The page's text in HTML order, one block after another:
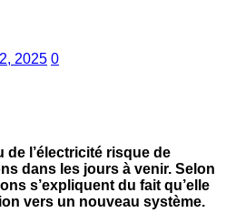
2025 0
de l’électricité risque de
dans les jours à venir. Selon
s’expliquent du fait qu’elle
vers un nouveau système.